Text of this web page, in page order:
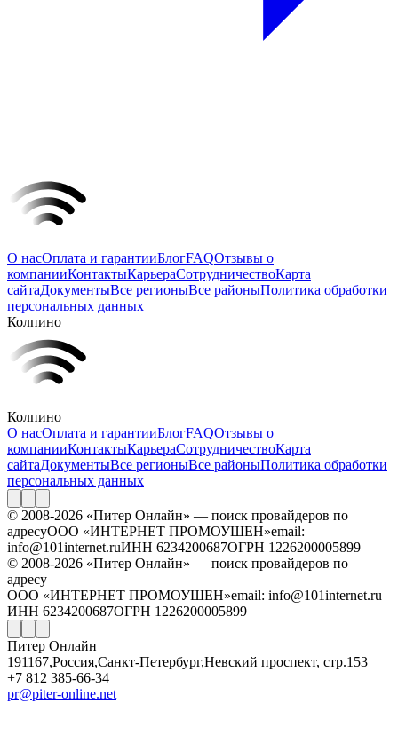
О насОплата и гарантииБлогFAQОтзывы о
компанииКонтактыКарьераСотрудничествоКарта
сайтаДокументыВсе регионыВсе районыПолитика обработки
персональных данных
Колпино
Колпино
О насОплата и гарантииБлогFAQОтзывы о
компанииКонтактыКарьераСотрудничествоКарта
сайтаДокументыВсе регионыВсе районыПолитика обработки
персональных данных
© 2008-2026 «Питер Онлайн» — поиск провайдеров по
адресуООО «ИНТЕРНЕТ ПРОМОУШЕН»email:
info@101internet.ruИНН 6234200687ОГРН 1226200005899
© 2008-2026 «Питер Онлайн» — поиск провайдеров по
адресу
ООО «ИНТЕРНЕТ ПРОМОУШЕН»email: info@101internet.ru
ИНН 6234200687ОГРН 1226200005899
Питер Онлайн
191167,Россия,Санкт-Петербург,Невский проспект, стр.153
+7 812 385-66-34
pr@piter-online.net